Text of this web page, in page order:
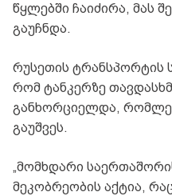
წყლებში ჩაიძირა, მას
გაუჩნდა.
რუსეთის ტრანსპორტის
რომ ტანკერზე
განხორციელდა,
გაუშვეს.
„მომხდარი
მეკობრეობის აქტია,